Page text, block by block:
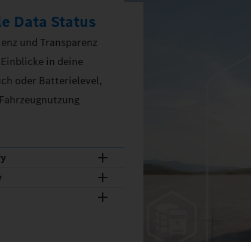
Data Status
und Transparenz
in deine
oder Batterielevel,